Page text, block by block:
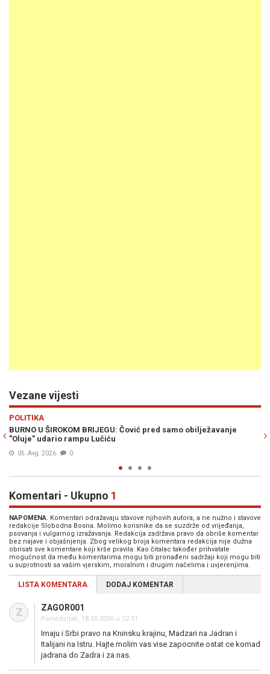
Vezane vijesti
pred samo obilježavanje
GORKA ISTINA O POLITICI HDZ-a:
Komentari - Ukupno 1
NAPOMENA: Komentari odražavaju stavove njihovih autora, a ne nužno i stavove
redakcije Slobodna Bosna. Molimo korisnike da se suzdrže od vrijeđanja,
psovanja i vulgarnog izražavanja. Redakcija zadržava pravo da obriše komentar
bez najave i objašnjenja. Zbog velikog broja komentara redakcija nije dužna
obrisati sve komentare koji krše pravila. Kao čitalac također prihvatate
mogućnost da među komentarima mogu biti pronađeni sadržaji koji mogu biti
u suprotnosti sa vašim vjerskim, moralnim i drugim načelima i uvjerenjima.
LISTA KOMENTARA DODAJ KOMENTAR
Z ZAGOR001
Ponedeljak, 18.05.2026 u 22:51
Imaju i Srbi pravo na Kninsku krajinu, Madzari na Jadran i
Italijani na Istru. Hajte molim vas vise zapocnite ostat ce komad
jadrana do Zadra i za nas.